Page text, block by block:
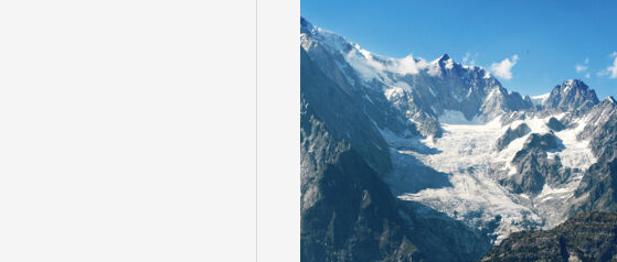
“知究”紀行
目的・テーマから探す
美術鑑賞
ヨーロッパ
特別企画
グルメ
日系航空会社で行く
野生動物に出合う
オ
夢の休日 煌
夢の休日
目的・テーマから探す
紅葉
花火 祭り
ガンツウ
ななつ星in九
美食・旬の味覚を味わう
島旅
芸術鑑賞（美術